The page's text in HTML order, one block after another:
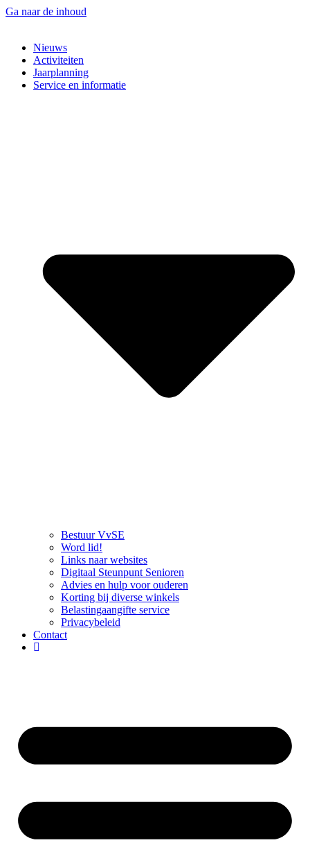
Ga naar de inhoud
Nieuws
Activiteiten
Jaarplanning
Service en informatie
Bestuur VvSE
Word lid!
Links naar websites
Digitaal Steunpunt Senioren
Advies en hulp voor ouderen
Korting bij diverse winkels
Belastingaangifte service
Privacybeleid
Contact